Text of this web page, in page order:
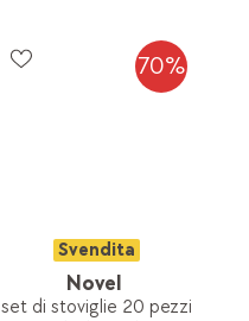
70%
Svendita
Novel
set di stoviglie 20 pezzi